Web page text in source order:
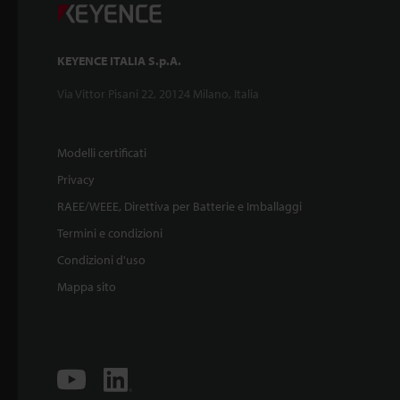
KEYENCE ITALIA S.p.A.
Via Vittor Pisani 22, 20124 Milano, Italia
Modelli certificati
Privacy
RAEE/WEEE, Direttiva per Batterie e Imballaggi
Termini e condizioni
Condizioni d'uso
Mappa sito